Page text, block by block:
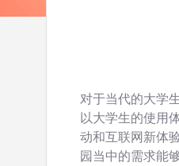
对于当代的大学
以大学生的使用
动和互联网新体
园当中的需求能